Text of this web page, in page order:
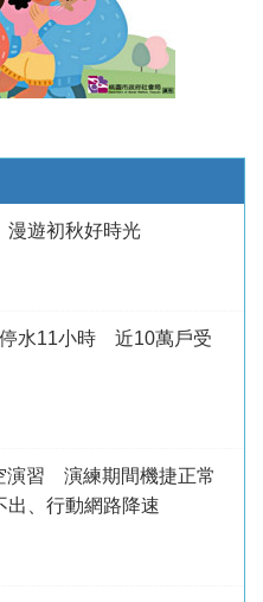
漫遊初秋好時光
水11小時 近10萬戶受
演習 演練期間機捷正常
出、行動網路降速